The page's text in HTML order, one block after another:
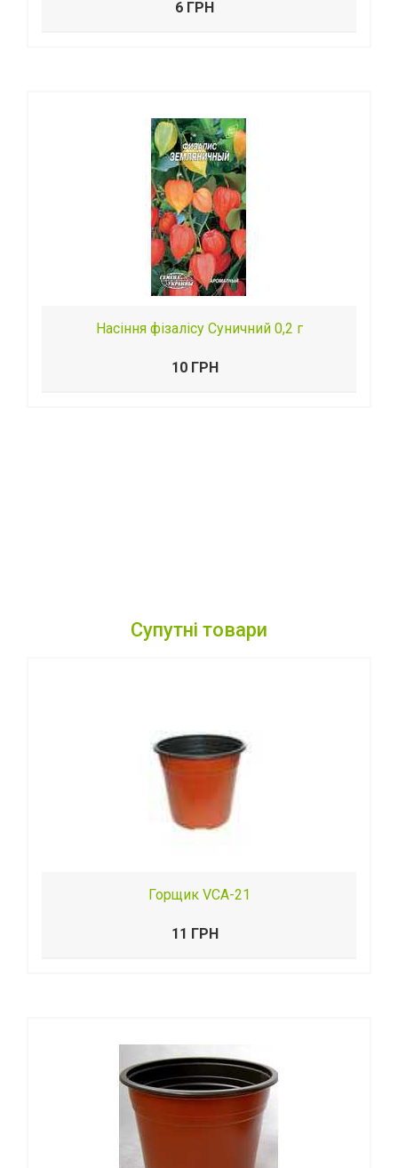
6 ГРН
Насіння фізалісу Суничний 0,2 г
10 ГРН
Супутні товари
Горщик VСA-21
11 ГРН